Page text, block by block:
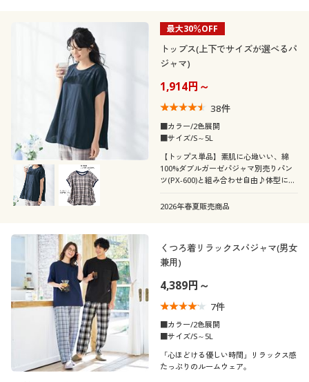
大きいサイズ 事務・制服
カタログ・チラシからのご注文
デジタルカタログ
カタログ無料プレゼント
会員メニュー
マイページ
お気に入り
サポート
ご利用ガイド
よくある質問とお問い合わせ
A D E
G
靴・靴下サイ
23.5 24
25
メンズサイズ
S
カラー
こだわり条件
で絞り込む
柄・デザイン
最大30％OFF
トップス(上下でサイズが選べるパ
ジャマ)
1,914円～
38件
■カラー/2色展開
■サイズ/S～5L
【トップス単品】素肌に心地いい、綿
100%ダブルガーゼパジャマ別売りパン
ツ(PX-600)と組み合わせ自由♪体型に合
い替え用にトップスだけ2枚欲しい…そ
2026年春夏販売商品
くつろ着リラックスパジャマ(男女
兼用)
4,389円～
7件
■カラー/2色展開
■サイズ/S～5L
「心ほどける優しい時間」リラックス感
たっぷりのルームウェア。